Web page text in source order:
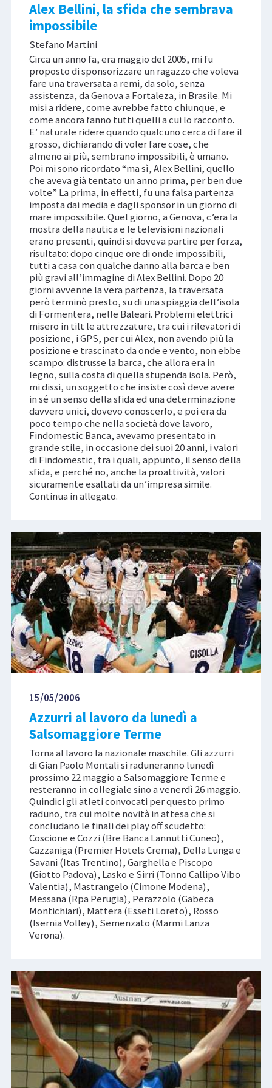
Alex Bellini, la sfida che sembrava
impossibile
Stefano Martini
Circa un anno fa, era maggio del 2005, mi fu
proposto di sponsorizzare un ragazzo che voleva
fare una traversata a remi, da solo, senza
assistenza, da Genova a Fortaleza, in Brasile. Mi
misi a ridere, come avrebbe fatto chiunque, e
come ancora fanno tutti quelli a cui lo racconto.
E’ naturale ridere quando qualcuno cerca di fare il
grosso, dichiarando di voler fare cose, che
almeno ai più, sembrano impossibili, è umano.
Poi mi sono ricordato “ma sì, Alex Bellini, quello
che aveva già tentato un anno prima, per ben due
volte” La prima, in effetti, fu una falsa partenza
imposta dai media e dagli sponsor in un giorno di
mare impossibile. Quel giorno, a Genova, c’era la
mostra della nautica e le televisioni nazionali
erano presenti, quindi si doveva partire per forza,
risultato: dopo cinque ore di onde impossibili,
tutti a casa con qualche danno alla barca e ben
più gravi all’immagine di Alex Bellini. Dopo 20
giorni avvenne la vera partenza, la traversata
però terminò presto, su di una spiaggia dell’isola
di Formentera, nelle Baleari. Problemi elettrici
misero in tilt le attrezzature, tra cui i rilevatori di
posizione, i GPS, per cui Alex, non avendo più la
posizione e trascinato da onde e vento, non ebbe
scampo: distrusse la barca, che allora era in
legno, sulla costa di quella stupenda isola. Però,
mi dissi, un soggetto che insiste così deve avere
in sé un senso della sfida ed una determinazione
davvero unici, dovevo conoscerlo, e poi era da
poco tempo che nella società dove lavoro,
Findomestic Banca, avevamo presentato in
grande stile, in occasione dei suoi 20 anni, i valori
di Findomestic, tra i quali, appunto, il senso della
sfida, e perché no, anche la proattività, valori
sicuramente esaltati da un’impresa simile.
Continua in allegato.
15/05/2006
Azzurri al lavoro da lunedì a
Salsomaggiore Terme
Torna al lavoro la nazionale maschile. Gli azzurri
di Gian Paolo Montali si raduneranno lunedì
prossimo 22 maggio a Salsomaggiore Terme e
resteranno in collegiale sino a venerdì 26 maggio.
Quindici gli atleti convocati per questo primo
raduno, tra cui molte novità in attesa che si
concludano le finali dei play off scudetto:
Coscione e Cozzi (Bre Banca Lannutti Cuneo),
Cazzaniga (Premier Hotels Crema), Della Lunga e
Savani (Itas Trentino), Garghella e Piscopo
(Giotto Padova), Lasko e Sirri (Tonno Callipo Vibo
Valentia), Mastrangelo (Cimone Modena),
Messana (Rpa Perugia), Perazzolo (Gabeca
Montichiari), Mattera (Esseti Loreto), Rosso
(Isernia Volley), Semenzato (Marmi Lanza
Verona).